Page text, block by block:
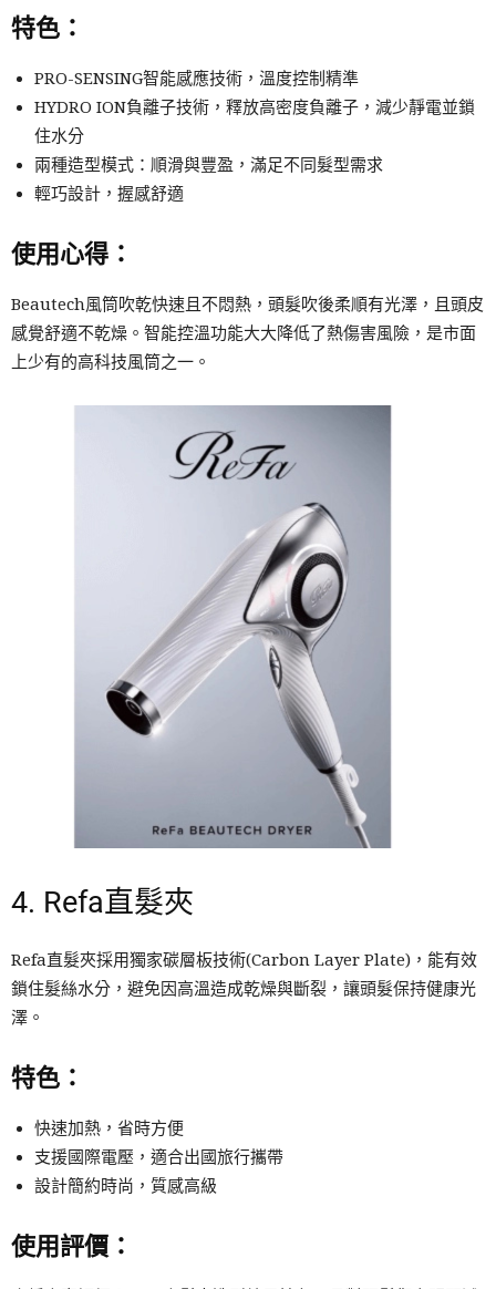
特色：
PRO-SENSING智能感應技術，溫度控制精準
HYDRO ION負離子技術，釋放高密度負離子，減少靜電並鎖
住水分
兩種造型模式：順滑與豐盈，滿足不同髮型需求
輕巧設計，握感舒適
使用心得：
Beautech風筒吹乾快速且不悶熱，頭髮吹後柔順有光澤，且頭皮
感覺舒適不乾燥。智能控溫功能大大降低了熱傷害風險，是市面
上少有的高科技風筒之一。
4. Refa直髮夾
Refa直髮夾採用獨家碳層板技術(Carbon Layer Plate)，能有效
鎖住髮絲水分，避免因高溫造成乾燥與斷裂，讓頭髮保持健康光
澤。
特色：
快速加熱，省時方便
支援國際電壓，適合出國旅行攜帶
設計簡約時尚，質感高級
使用評價：